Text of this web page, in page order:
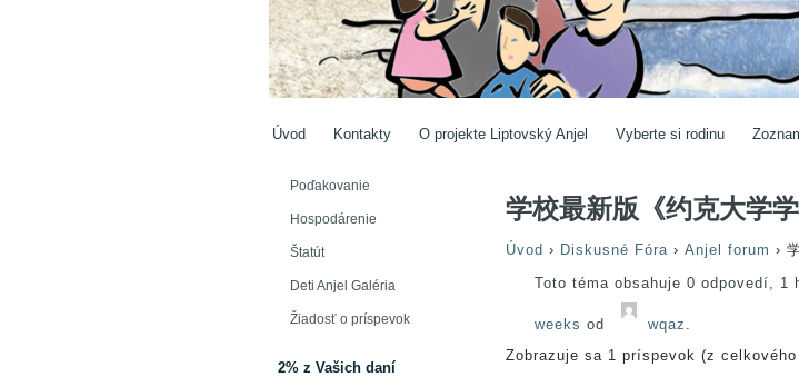
Úvod Kontakty O projekte Liptovský Anjel Vyberte si rodinu
Poďakovanie
Hospodárenie
Štatút
Deti Anjel Galéria
Žiadosť o príspevok
2% z Vašich daní
学校最新版《约克大学
Úvod › Diskusné Fóra › Anjel forum ›
Toto téma obsahuje 0 odpovedí, 1
weeks od wqaz .
Zobrazuje sa 1 príspevok (z